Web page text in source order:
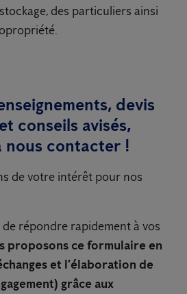
des particuliers ainsi
devis
conseils avisés,
nous contacter !
de votre intérêt pour nos
répondre rapidement à vos
proposons ce formulaire en
et l’élaboration de
grâce aux